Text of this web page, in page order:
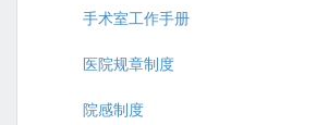
手术室工作手册
医院规章制度
院感制度